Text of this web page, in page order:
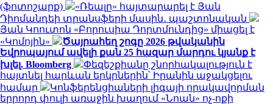
(ֆոտոշարք)
«Ռեալը» հայտարարել է Յան
Դիոմանդեի տրանսֆերի մասին․ պաշտոնական
Յան Կոուտոն «Բորուսիա Դորտմունդից» միացել է
«Կոմոյին»
Ծայրահեղ շոգը 2026 թվականին
Եվրոպայում ավելի քան 25 հազար մարդու կյանք է
խլել. Bloomberg
Փեզեշքիանը շնորհակալություն է
հայտնել հարևան երկրներին՝ Իրանին աջակցելու
համար
Կոնֆերենցիաների լիգայի որակավորման
երրորդ փուլի առաջին խաղում «Նոան» ոչ-ոքի